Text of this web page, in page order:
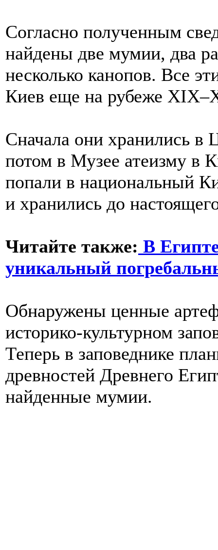
Согласно полученным
найдены две мумии, два
несколько канопов. Все
Киев еще на рубеже
Сначала они хранились в
потом в Музее атеизму в
попали в национальный
и хранились до
Читайте также: В
уникальный
Обнаружены ценные
историко-культурном
Теперь в заповеднике
древностей Древнего
найденные мумии.